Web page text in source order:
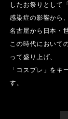
したお祭りとして
感染症の影響から
名古屋から日本・
この時代において
って盛り上げ、
「コスプレ」をキ
す。